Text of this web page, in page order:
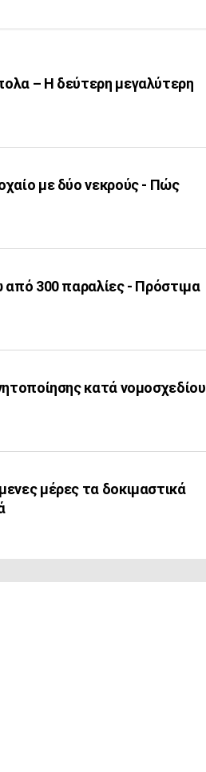
– Η δεύτερη μεγαλύτερη
με δύο νεκρούς - Πώς
300 παραλίες - Πρόστιμα
κατά νομοσχεδίου
μέρες τα δοκιμαστικά